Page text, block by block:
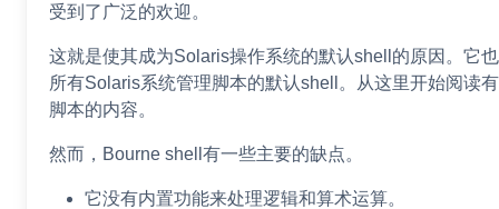
受到了广泛的欢迎。
这就是使其成为Solaris操作系统的默认shell的原因。它
所有Solaris系统管理脚本的默认shell。从这里开始阅读
脚本的内容。
然而，Bourne shell有一些主要的缺点。
它没有内置功能来处理逻辑和算术运算。